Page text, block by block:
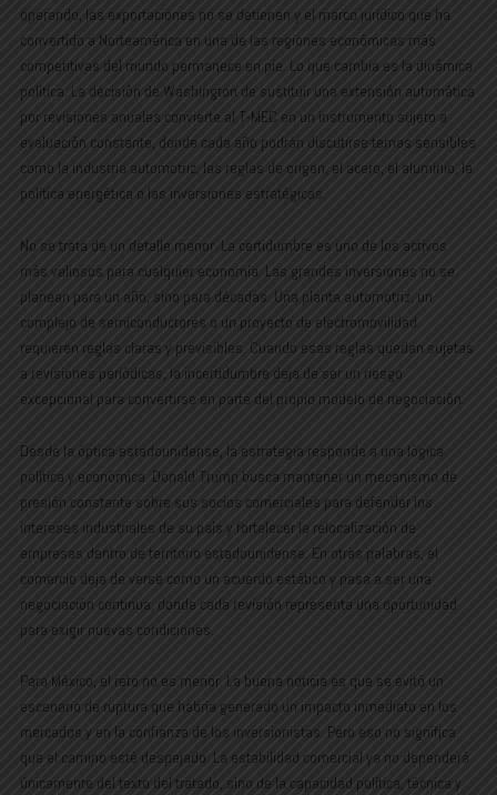
operando, las exportaciones no se detienen y el marco jurídico que ha
convertido a Norteamérica en una de las regiones económicas más
competitivas del mundo permanece en pie. Lo que cambia es la dinámica
política. La decisión de Washington de sustituir una extensión automática
por revisiones anuales convierte al T-MEC en un instrumento sujeto a
evaluación constante, donde cada año podrán discutirse temas sensibles
como la industria automotriz, las reglas de origen, el acero, el aluminio, la
política energética o las inversiones estratégicas.
No se trata de un detalle menor. La certidumbre es uno de los activos
más valiosos para cualquier economía. Las grandes inversiones no se
planean para un año, sino para décadas. Una planta automotriz, un
complejo de semiconductores o un proyecto de electromovilidad
requieren reglas claras y previsibles. Cuando esas reglas quedan sujetas
a revisiones periódicas, la incertidumbre deja de ser un riesgo
excepcional para convertirse en parte del propio modelo de negociación.
Desde la óptica estadounidense, la estrategia responde a una lógica
política y económica. Donald Trump busca mantener un mecanismo de
presión constante sobre sus socios comerciales para defender los
intereses industriales de su país y fortalecer la relocalización de
empresas dentro de territorio estadounidense. En otras palabras, el
comercio deja de verse como un acuerdo estático y pasa a ser una
negociación continua, donde cada revisión representa una oportunidad
para exigir nuevas condiciones.
Para México, el reto no es menor. La buena noticia es que se evitó un
escenario de ruptura que habría generado un impacto inmediato en los
mercados y en la confianza de los inversionistas. Pero eso no significa
que el camino esté despejado. La estabilidad comercial ya no dependerá
únicamente del texto del tratado, sino de la capacidad política, técnica y